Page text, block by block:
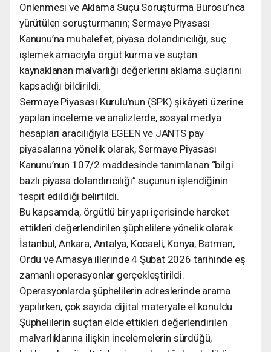
Önlenmesi ve Aklama Suçu Soruşturma Bürosu’nca
yürütülen soruşturmanın; Sermaye Piyasası
Kanunu’na muhalefet, piyasa dolandırıcılığı, suç
işlemek amacıyla örgüt kurma ve suçtan
kaynaklanan malvarlığı değerlerini aklama suçlarını
kapsadığı bildirildi.
Sermaye Piyasası Kurulu’nun (SPK) şikâyeti üzerine
yapılan inceleme ve analizlerde, sosyal medya
hesapları aracılığıyla EGEEN ve JANTS pay
piyasalarına yönelik olarak, Sermaye Piyasası
Kanunu’nun 107/2 maddesinde tanımlanan “bilgi
bazlı piyasa dolandırıcılığı” suçunun işlendiğinin
tespit edildiği belirtildi.
Bu kapsamda, örgütlü bir yapı içerisinde hareket
ettikleri değerlendirilen şüphelilere yönelik olarak
İstanbul, Ankara, Antalya, Kocaeli, Konya, Batman,
Ordu ve Amasya illerinde 4 Şubat 2026 tarihinde eş
zamanlı operasyonlar gerçekleştirildi.
Operasyonlarda şüphelilerin adreslerinde arama
yapılırken, çok sayıda dijital materyale el konuldu.
Şüphelilerin suçtan elde ettikleri değerlendirilen
malvarlıklarına ilişkin incelemelerin sürdüğü,